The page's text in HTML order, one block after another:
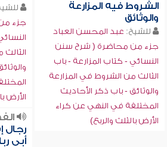
الشروط فيه المزارعة
والوثائق
للشيخ: عبد المحسن العباد
جزء من محاضرة ( شرح سنن
النسائي - كتاب المزارعة - باب
الثالث من الشروط في المزارعة
والوثائق - باب ذكر الأحاديث
المختلفة في النهي عن كراء
الأرض بالثلث والربع)
جزء
الأرض
رجال
أبي